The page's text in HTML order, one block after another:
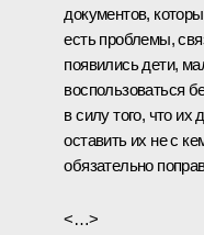
документов,
есть проблемы,
появились дети,
воспользоваться
в силу того, что их
оставить их не с
обязательно
<…>